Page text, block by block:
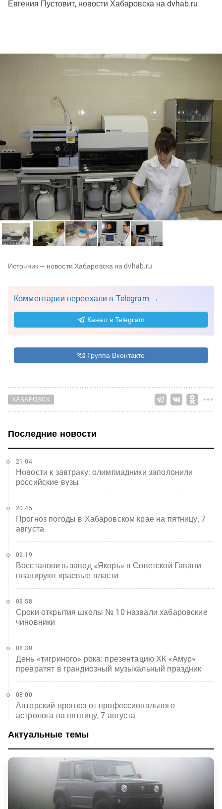
Евгения Пустовит, новости Хабаровска на dvhab.ru
Источник — новости Хабаровска на dvhab.ru
Комментарии переехали в Telegram →
Канал в Telegram
Группа Вконтакте
ХАБАРОВСК
Последние новости
Новости к завтраку: олимпиадники заполонили
российские вузы
21:04
Прогноз погоды в Хабаровском крае на пятницу, 7
августа
20:45
Восстановить завод «Якорь» в Советской Гавани
планируют краевые власти
09:19
Сроки открытия школы № 10 назвали хабаровские
чиновники
08:58
День «тигриного» рока: презентацию ХК «Амур»
превратят в грандиозный музыкальный праздник
08:30
Авторский прогноз от профессионального
астролога на пятницу, 7 августа
08:00
Актуальные темы